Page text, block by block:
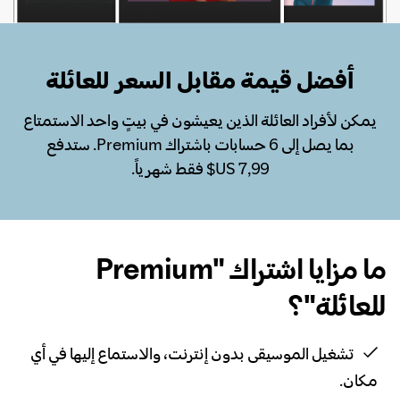
أفضل قيمة مقابل السعر للعائلة
يمكن لأفراد العائلة الذين يعيشون في بيتٍ واحد الاستمتاع
بما يصل إلى 6 حسابات باشتراك Premium. ستدفع
ما مزايا اشتراك "Premium
للعائلة"؟
تشغيل الموسيقى بدون إنترنت، والاستماع إليها في أي
مكان.